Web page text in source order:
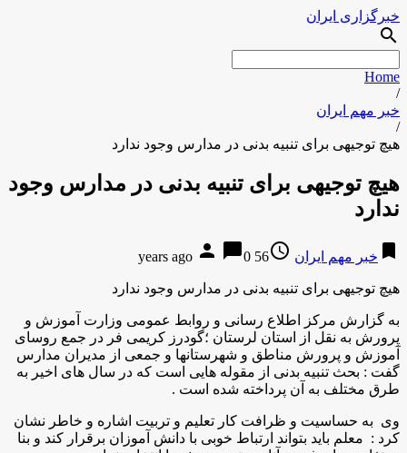
خبرگزاری ایران
search
Home
/
خبر مهم ایران
/
هیچ توجیهی برای تنبیه بدنی در مدارس وجود ندارد
هیچ توجیهی برای تنبیه بدنی در مدارس وجود
ندارد
bookmark خبر مهم ایران access_time
56 years ago
person chat_bubble0
هیچ توجیهی برای تنبیه بدنی در مدارس وجود ندارد
به گزارش مركز اطلاع رسانی و روابط عمومی وزارت آموزش و
پرورش به نقل از استان لرستان ؛گودرز کریمی فر در جمع روسای
آموزش و پرورش مناطق و شهرستانها و جمعی از مدیران مدارس
گفت : بحث تنبیه بدنی از مقوله هایی است که در سال های اخیر به
طرق مختلف به آن پرداخته شده است .
وی به حساسیت و ظرافت کار تعلیم و تربیت اشاره و خاطر نشان
کرد : معلم باید بتواند ارتباط خوبی با دانش آموزان برقرار کند و بنا